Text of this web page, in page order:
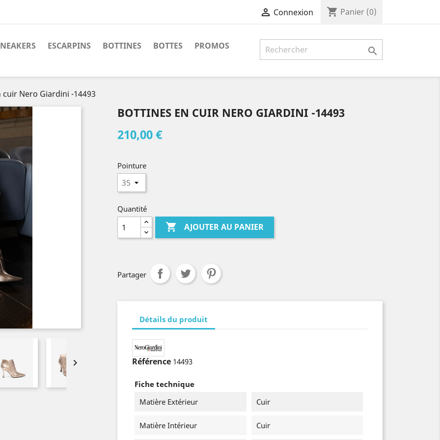
 Connexion shopping_cart Panier (0)
ESCARPINS BOTTINES BOTTES PROMOS 
Nero Giardini -14493

BOTTINES EN CUIR NERO GIARDINI -14493
210,00 €
Pointure
Quantité
 AJOUTER AU PANIER
Partager
Détails du produit
Référence 14493
Fiche technique
Matière Extérieur
Cuir
Matière Intérieur Cuir